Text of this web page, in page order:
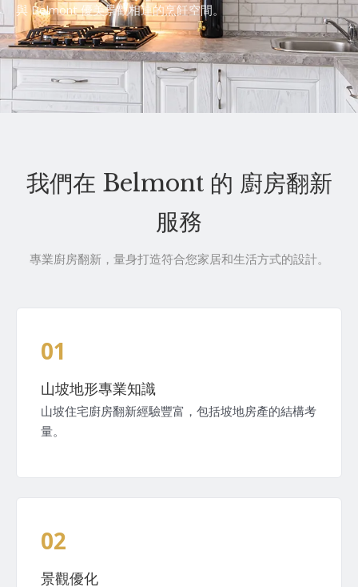
與 Belmont 優美景觀相連的烹飪空間。
我們在 Belmont 的 廚房翻新
服務
專業廚房翻新，量身打造符合您家居和生活方式的設計。
01
山坡地形專業知識
山坡住宅廚房翻新經驗豐富，包括坡地房產的結構考
量。
02
景觀優化